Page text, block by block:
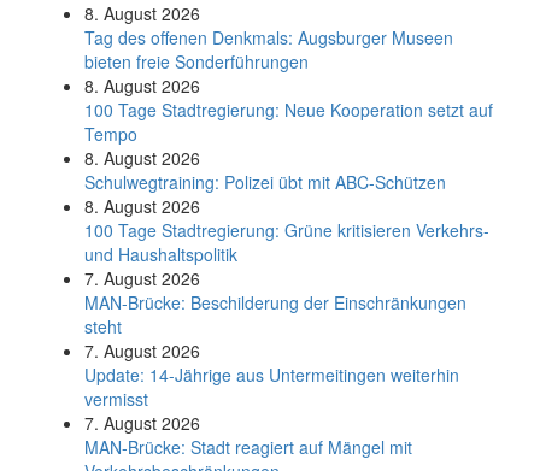
8. August 2026
Tag des offenen Denkmals: Augsburger Museen
bieten freie Sonderführungen
8. August 2026
100 Tage Stadtregierung: Neue Kooperation setzt auf
Tempo
8. August 2026
Schul­weg­trai­ning: Poli­zei übt mit ABC-Schüt­zen
8. August 2026
100 Tage Stadtregierung: Grüne kritisieren Verkehrs-
und Haushaltspolitik
7. August 2026
MAN-Brücke: Beschilderung der Einschränkungen
steht
7. August 2026
Update: 14-Jährige aus Untermeitingen weiterhin
vermisst
7. August 2026
MAN-Brücke: Stadt reagiert auf Mängel mit